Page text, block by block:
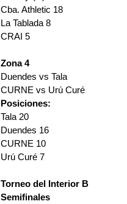
Cba. Athletic 18
La Tablada 8
CRAI 5
Zona 4
Duendes vs Tala
CURNE vs Urú Curé
Posiciones:
Tala 20
Duendes 16
CURNE 10
Urú Curé 7
Torneo del Interior B
Semifinales